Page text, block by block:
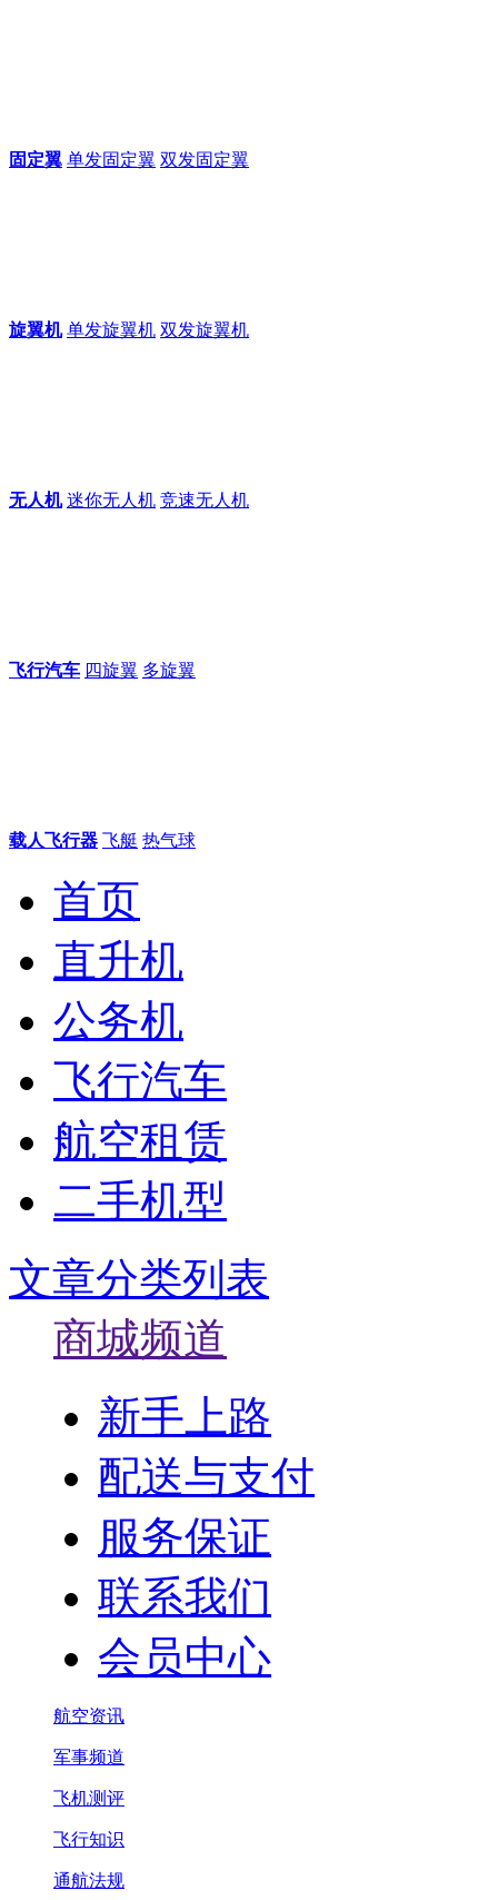
固定翼 单发固定翼 双发固定翼
旋翼机 单发旋翼机 双发旋翼机
无人机 迷你无人机 竞速无人机
飞行汽车 四旋翼 多旋翼
载人飞行器 飞艇 热气球
首页
直升机
公务机
飞行汽车
航空租赁
二手机型
文章分类列表
商城频道
新手上路
配送与支付
服务保证
联系我们
会员中心
航空资讯
军事频道
飞机测评
飞行知识
通航法规